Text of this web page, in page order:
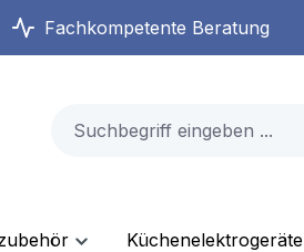
Fachkompetente Beratung
Küchenelektrogeräte